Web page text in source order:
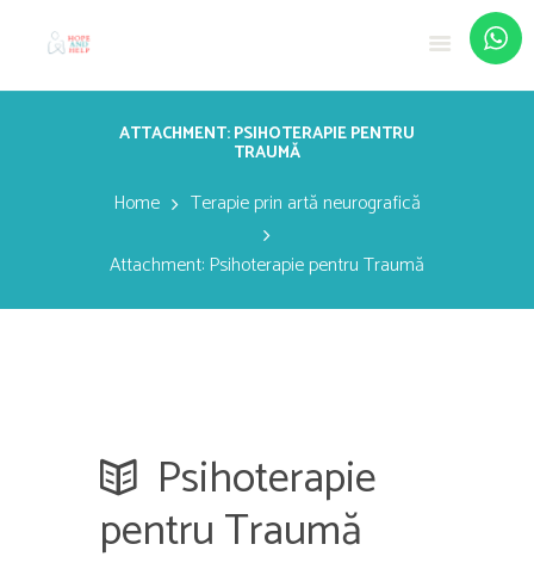
ATTACHMENT: PSIHOTERAPIE PENTRU
TRAUMĂ
Home
Terapie prin artă neurografică
Attachment: Psihoterapie pentru Traumă
Psihoterapie
pentru Traumă